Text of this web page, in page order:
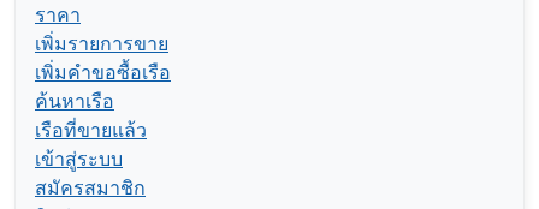
ราคา
เพิ่มรายการขาย
เพิ่มคำขอซื้อเรือ
ค้นหาเรือ
เรือที่ขายแล้ว
เข้าสู่ระบบ
สมัครสมาชิก